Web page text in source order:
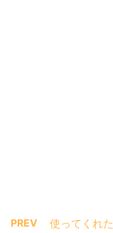
PREV 使ってくれ